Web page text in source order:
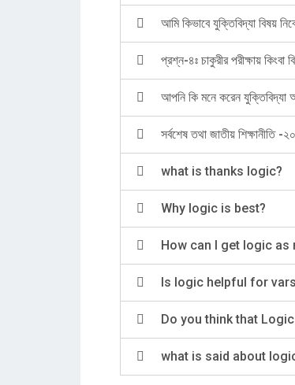
আমি কিভাবে যুক্তিবিদ্যা বিষয়
প্রশ্ন-৪ঃ চাকুরীর পরীক্ষায় কিংবা
আপনি কি মনে করেন যুক্তিবিদ্যা
সর্বশেষ তথা জাতীয় শিক্ষানীতি
what is thanks logic?
Why logic is best?
How can I get logic as
Is logic helpful for
Do you think that
what is said about